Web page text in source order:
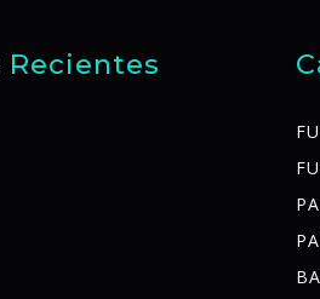
Recientes